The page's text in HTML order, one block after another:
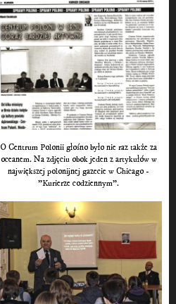
O Centrum Polonii głośno było nie raz także za
oceanem. Na zdjęciu obok jeden z artykułów w
największej polonijnej gazecie w Chicago -
"Kurierze codziennym".